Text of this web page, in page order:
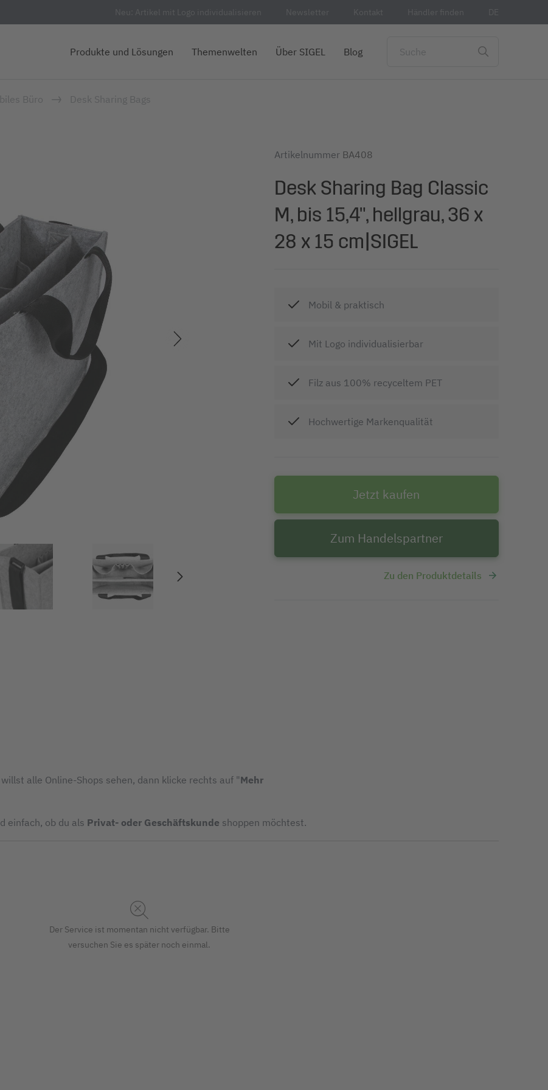
Neu: Artikel mit Logo individualisieren Newsletter Kontakt Händler finden DE
Produkte und Lösungen Themenwelten Über SIGEL Blog
Büro Desk Sharing Bags
Artikelnummer BA408
Desk Sharing Bag Classic
M, bis 15,4", hellgrau, 36 x
28 x 15 cm|SIGEL
Mobil & praktisch
Mit Logo individualisierbar
Filz aus 100% recyceltem PET
Hochwertige Markenqualität
Jetzt kaufen
Zum Handelspartner
Zu den Produktdetails
alle Online-Shops sehen, dann klicke rechts auf "Mehr
einfach, ob du als Privat- oder Geschäftskunde shoppen möchtest.
Der Service ist momentan nicht verfügbar. Bitte
versuchen Sie es später noch einmal.